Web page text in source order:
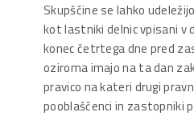
Skupščine se lahko
kot lastniki delnic vpisani v
konec četrtega dne pred
oziroma imajo na ta dan
pravico na kateri drugi
pooblaščenci in zastopniki